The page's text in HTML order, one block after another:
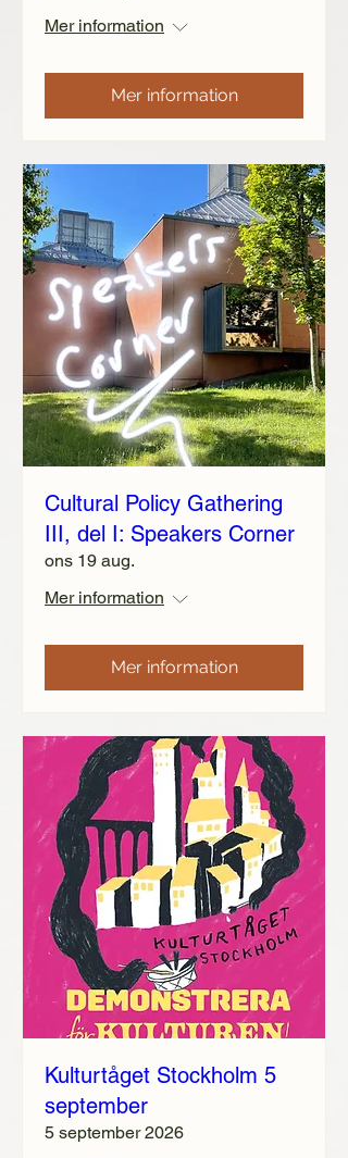
Mer information
Mer information
Cultural Policy Gathering
III, del I: Speakers Corner
ons 19 aug.
Mer information
Mer information
Kulturtåget Stockholm 5
september
5 september 2026